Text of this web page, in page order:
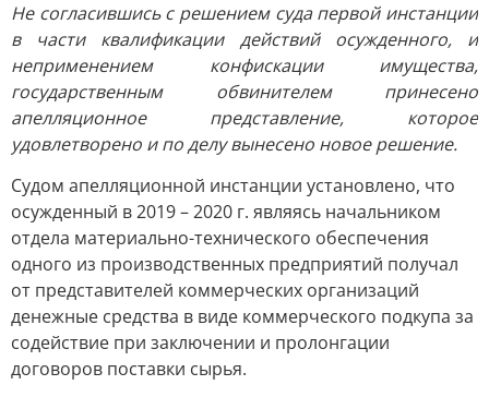
Не согласившись с решением суда первой инстанции
в части квалификации действий осужденного, и
неприменением конфискации имущества,
государственным обвинителем принесено
апелляционное представление, которое
удовлетворено и по делу вынесено новое решение.
Судом апелляционной инстанции установлено, что
осужденный в 2019 – 2020 г. являясь начальником
отдела материально-технического обеспечения
одного из производственных предприятий получал
от представителей коммерческих организаций
денежные средства в виде коммерческого подкупа за
содействие при заключении и пролонгации
договоров поставки сырья.